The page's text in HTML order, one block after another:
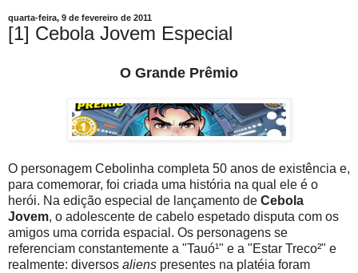
quarta-feira, 9 de fevereiro de 2011
[1] Cebola Jovem Especial
O Grande Prêmio
O personagem Cebolinha completa 50 anos de existência e,
para comemorar, foi criada uma história na qual ele é o
herói. Na edição especial de lançamento de Cebola
Jovem, o adolescente de cabelo espetado disputa com os
amigos uma corrida espacial. Os personagens se
referenciam constantemente a "Tauó¹" e a "Estar Treco²" e
realmente: diversos aliens presentes na platéia foram